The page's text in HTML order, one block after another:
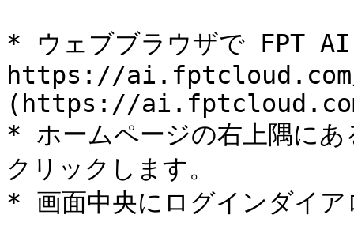
* ウェブブラウザで FPT
https://
(https://
* ホームページの右上隅に
クリックします。
* 画面中央にログインダイ